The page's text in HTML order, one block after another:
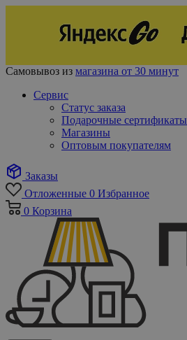
Самовывоз из магазина от 30 минут
Сервис
Статус заказа
Подарочные сертификаты
Магазины
Оптовым покупателям
Заказы
Отложенные 0 Избранное
0 Корзина